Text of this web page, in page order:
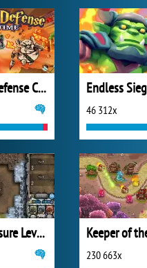
Kingdom Defense Chaos Time Endless
46 312x
Cursed Treasure Level Pack Keeper of
230 663x